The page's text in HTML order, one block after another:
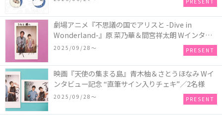
劇場アニメ『不思議の国でアリスと -Dive in
Wonderland-』原 菜乃華＆間宮祥太朗 Wインタビ
ュー記念 “直筆サイン入りチェキ”／1名様
2025/09/28〜 PRESENT
映画『天使の集まる島』青木柚＆さとうほなみ Wイ
ンタビュー記念 “直筆サイン入りチェキ”／2名様
2025/09/28〜 PRESENT